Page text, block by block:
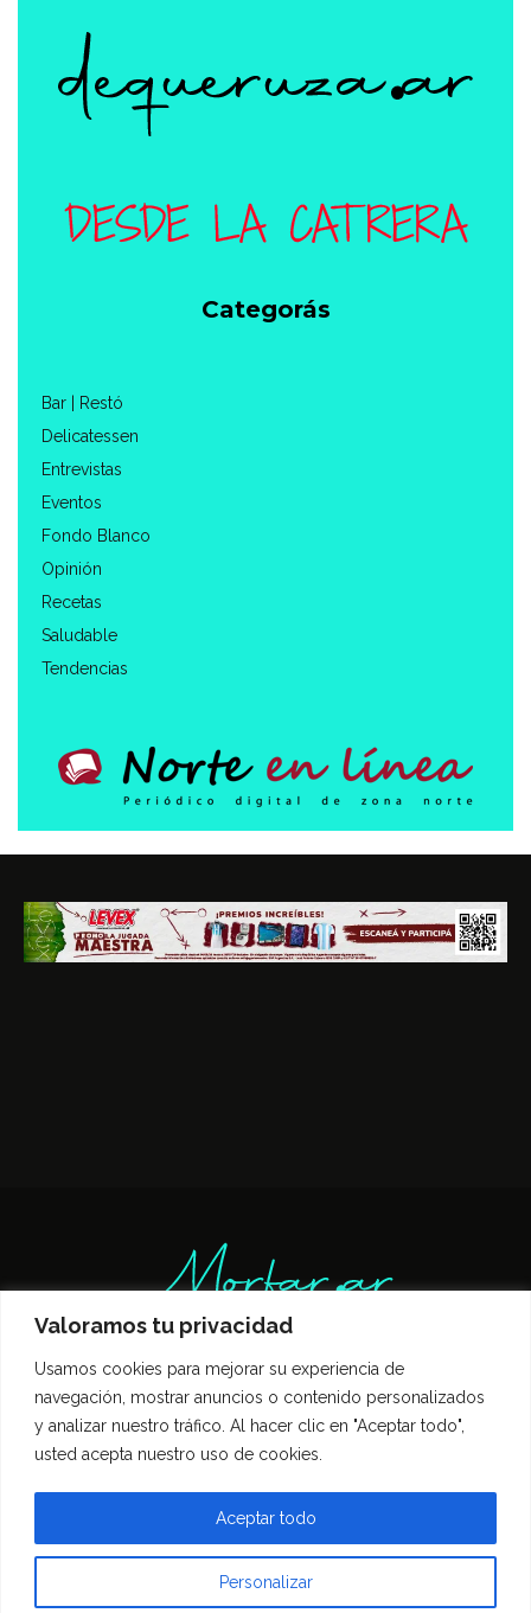
Valoramos tu privacidad
Usamos cookies para mejorar su experiencia de
navegación, mostrar anuncios o contenido personalizados
y analizar nuestro tráfico. Al hacer clic en "Aceptar todo",
usted acepta nuestro uso de cookies.
Personalizar
Aceptar todo
Categorás
Bar | Restó
Delicatessen
Entrevistas
Eventos
Fondo Blanco
Opinión
Recetas
Saludable
Tendencias
Inicio Entrevistas
Guía Gastronómica
Contacto
Todos los derechos reservados Morfar.ar